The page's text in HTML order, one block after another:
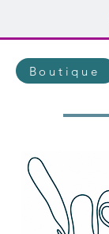
Boutique